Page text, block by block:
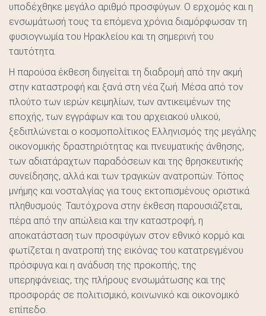
υποδέχθηκε μεγάλο αριθμό προσφύγων. Ο ερχομός και η
ενσωμάτωσή τους τα επόμενα χρόνια διαμόρφωσαν τη
φυσιογνωμία του Ηρακλείου και τη σημερινή του
ταυτότητα.
Η παρούσα έκθεση διηγείται τη διαδρομή από την ακμή
στην καταστροφή και ξανά στη νέα ζωή. Μέσα από τον
πλούτο των ιερών κειμηλίων, των αντικειμένων της
εποχής, των εγγράφων και του αρχειακού υλικού,
ξεδιπλώνεται ο κοσμοπολίτικος Ελληνισμός της μεγάλης
οικονομικής δραστηριότητας και πνευματικής άνθησης,
των αδιατάραχτων παραδόσεων και της θρησκευτικής
συνείδησης, αλλά και των τραγικών ανατροπών. Τόπος
μνήμης και νοσταλγίας για τους εκτοπισμένους οριστικά
πληθυσμούς. Ταυτόχρονα στην έκθεση παρουσιάζεται,
πέρα από την απώλεια και την καταστροφή, η
αποκατάσταση των προσφύγων στον εθνικό κορμό και
φωτίζεται η ανατροπή της εικόνας του κατατρεγμένου
πρόσφυγα και η ανάδυση της προκοπής, της
υπερηφάνειας, της πλήρους ενσωμάτωσης και της
προσφοράς σε πολιτισμικό, κοινωνικό και οικονομικό
επίπεδο.